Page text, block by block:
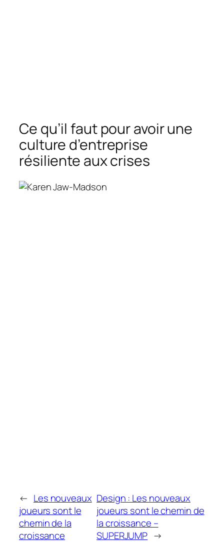
Ce qu’il faut pour avoir une
culture d’entreprise
résiliente aux crises
← Les nouveaux
joueurs sont le
chemin de la
croissance
Design : Les nouveaux
joueurs sont le chemin de
la croissance –
SUPERJUMP →